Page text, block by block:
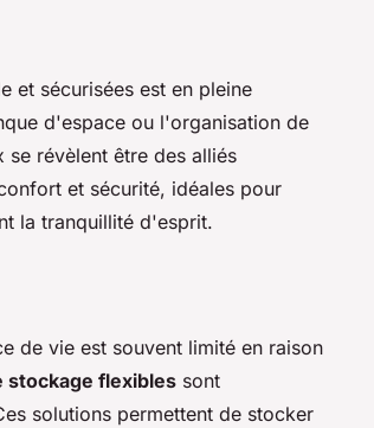
et sécurisées est en pleine
d'espace ou l'organisation de
révèlent être des alliés
et sécurité, idéales pour
la tranquillité d'esprit.
de vie est souvent limité en raison
stockage flexibles sont
solutions permettent de stocker